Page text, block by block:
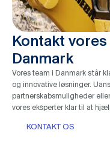
Kontakt
Danmark
Vores team i Danmark står
og innovative løsninger.
partnerskabsmuligheder
vores eksperter klar til at
KONTAKT OS